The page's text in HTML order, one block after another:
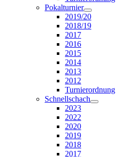
Pokalturnier
2019/20
2018/19
2017
2016
2015
2014
2013
2012
Turnierordnung
Schnellschach
2023
2022
2020
2019
2018
2017